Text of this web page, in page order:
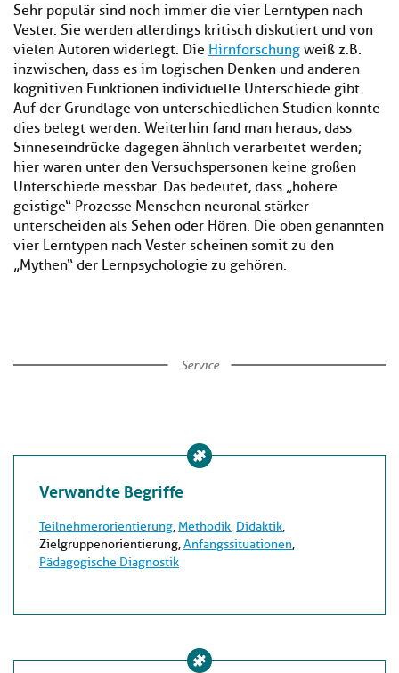
Sehr populär sind noch immer die vier Lerntypen nach
Vester. Sie werden allerdings kritisch diskutiert und von
vielen Autoren widerlegt. Die Hirnforschung weiß z. B.
inzwischen, dass es im logischen Denken und anderen
kognitiven Funktionen individuelle Unterschiede gibt.
Auf der Grundlage von unterschiedlichen Studien konnte
dies belegt werden. Weiterhin fand man heraus, dass
Sinneseindrücke dagegen ähnlich verarbeitet werden;
hier waren unter den Versuchspersonen keine großen
Unterschiede messbar. Das bedeutet, dass „höhere
geistige“ Prozesse Menschen neuronal stärker
unterscheiden als Sehen oder Hören. Die oben genannten
vier Lerntypen nach Vester scheinen somit zu den
„Mythen“ der Lernpsychologie zu gehören.
Service
Verwandte Begriffe
Teilnehmerorientierung, Methodik, Didaktik,
Zielgruppenorientierung,Anfangssituationen,
Pädagogische Diagnostik